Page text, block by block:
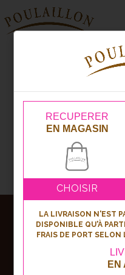
1 2 3 … 5 6
à notre
RECUPERER
EN MAGASIN
CHOISIR
LA LIVRAISON N'EST
DISPONIBLE QU'À
FRAIS DE PORT
EN